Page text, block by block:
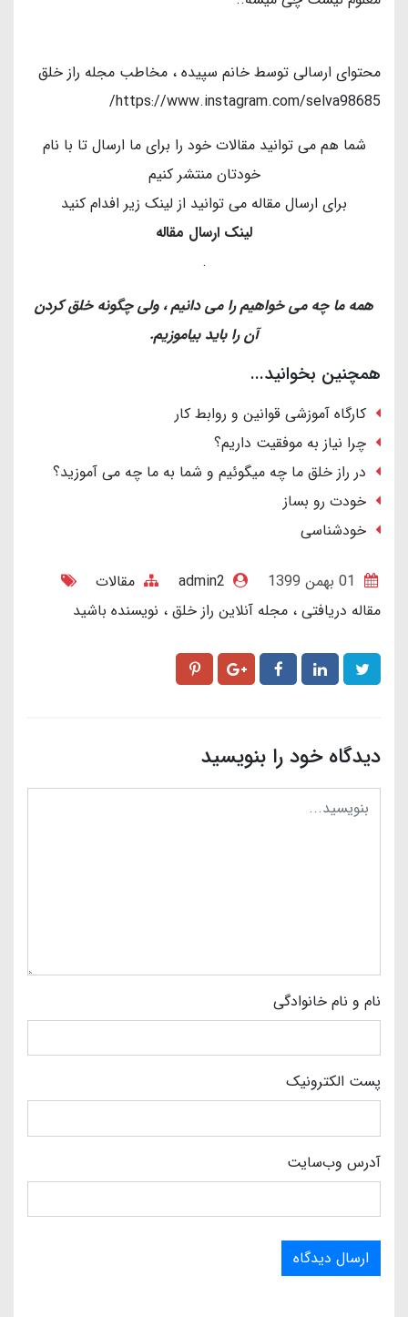
محتوای ارسالی توسط خانم سپیده ، مخاطب مجله راز خلق
https://www.instagram.com/selva98685/
شما هم می توانید مقالات خود را برای ما ارسال تا با نام
خودتان منتشر کنیم
برای ارسال مقاله می توانید از لینک زیر افدام کنید
لینک ارسال مقاله
.
همه ما چه می خواهیم را می دانیم ، ولی چگونه خلق کردن
آن را باید بیاموزیم.
همچنین بخوانید...
کارگاه آموزشی قوانین و روابط کار
چرا نیاز به موفقیت داریم؟
در راز خلق ما چه میگوئیم و شما به ما چه می آموزید؟
خودت رو بساز
خودشناسی
admin2
مقالات
مقاله دریافتی مجله آنلاین راز خلق نویسنده باشید
دیدگاه خود را بنویسید
نام و نام خانوادگی
پست الکترونیک
آدرس وب‌سایت
ارسال دیدگاه